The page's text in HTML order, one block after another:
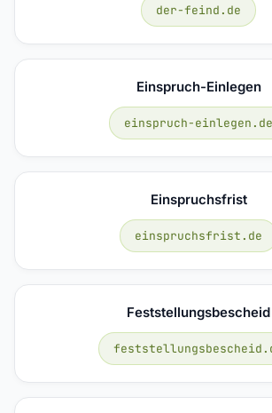
der-feind.de
Einspruch-Einlegen
einspruch-einlegen.de
Einspruchsfrist
einspruchsfrist.de
Feststellungsbescheid